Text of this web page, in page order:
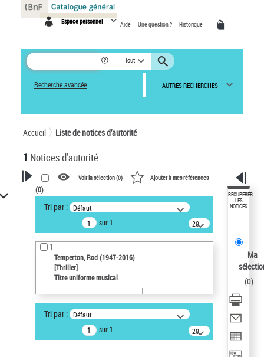
Espace personnel Aide Une question ? Historique
Tout
Recherche avancée AUTRES RECHERCHES
Accueil Liste de notices d’autorité
1 Notices d'autorité
VOTRE RECHERCHE
Recherche avancée dans les
notices d’autorité
Œuvres liées à l'auteur :
Temperton, Rod (1947-2016)
Auteur d’œuvre
Type de notice d'autorité
Voir la sélection (0) Ajouter à mes références
(0)
Tri par : Défaut
sur 1
20
résultats/page
1
Temperton, Rod (1947-2016)
[Thriller]
Titre uniforme musical
Tri par : Défaut
sur 1
20
résultats/page
RÉCUPÉRER
LES
NOTICES
Ma
(0)
Panneau de gestion des cookies